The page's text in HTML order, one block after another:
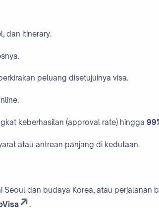
dan itinerary.
peluang disetujuinya visa.
keberhasilan (approval rate) hingga
atau antrean panjang di kedutaan.
dan budaya Korea, atau perjalanan
.